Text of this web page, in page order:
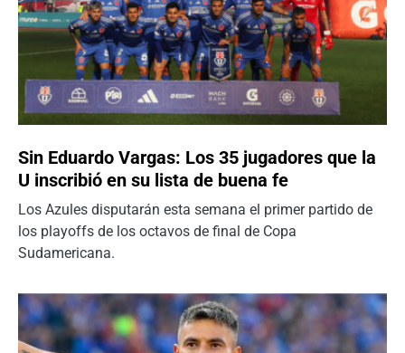
Sin Eduardo Vargas: Los 35 jugadores que la
U inscribió en su lista de buena fe
Los Azules disputarán esta semana el primer partido de
los playoffs de los octavos de final de Copa
Sudamericana.